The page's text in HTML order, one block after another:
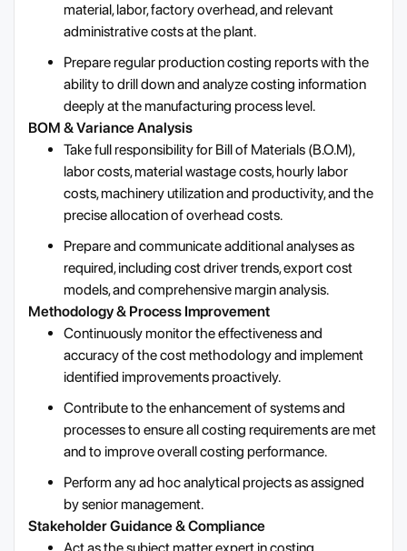
material, labor, factory overhead, and relevant
administrative costs at the plant.
Prepare regular production costing reports with the
ability to drill down and analyze costing information
deeply at the manufacturing process level.
BOM & Variance Analysis
Take full responsibility for Bill of Materials (B.O.M),
labor costs, material wastage costs, hourly labor
costs, machinery utilization and productivity, and the
precise allocation of overhead costs.
Prepare and communicate additional analyses as
required, including cost driver trends, export cost
models, and comprehensive margin analysis.
Methodology & Process Improvement
Continuously monitor the effectiveness and
accuracy of the cost methodology and implement
identified improvements proactively.
Contribute to the enhancement of systems and
processes to ensure all costing requirements are met
and to improve overall costing performance.
Perform any ad hoc analytical projects as assigned
by senior management.
Stakeholder Guidance & Compliance